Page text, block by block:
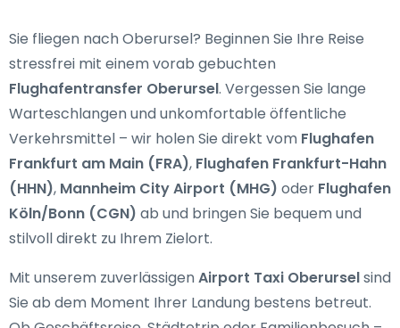
Sie fliegen nach Oberursel? Beginnen Sie Ihre Reise
stressfrei mit einem vorab gebuchten
Flughafentransfer Oberursel. Vergessen Sie lange
Warteschlangen und unkomfortable öffentliche
Verkehrsmittel – wir holen Sie direkt vom Flughafen
Frankfurt am Main (FRA), Flughafen Frankfurt-Hahn
(HHN), Mannheim City Airport (MHG) oder Flughafen
Köln/Bonn (CGN) ab und bringen Sie bequem und
stilvoll direkt zu Ihrem Zielort.
Mit unserem zuverlässigenAirport Taxi Oberurselsind
Sie ab dem Moment Ihrer Landung bestens betreut.